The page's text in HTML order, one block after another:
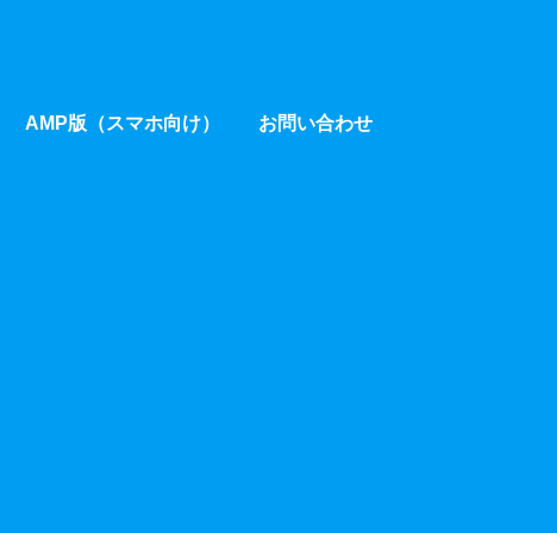
AMP版（スマホ向け） お問い合わせ